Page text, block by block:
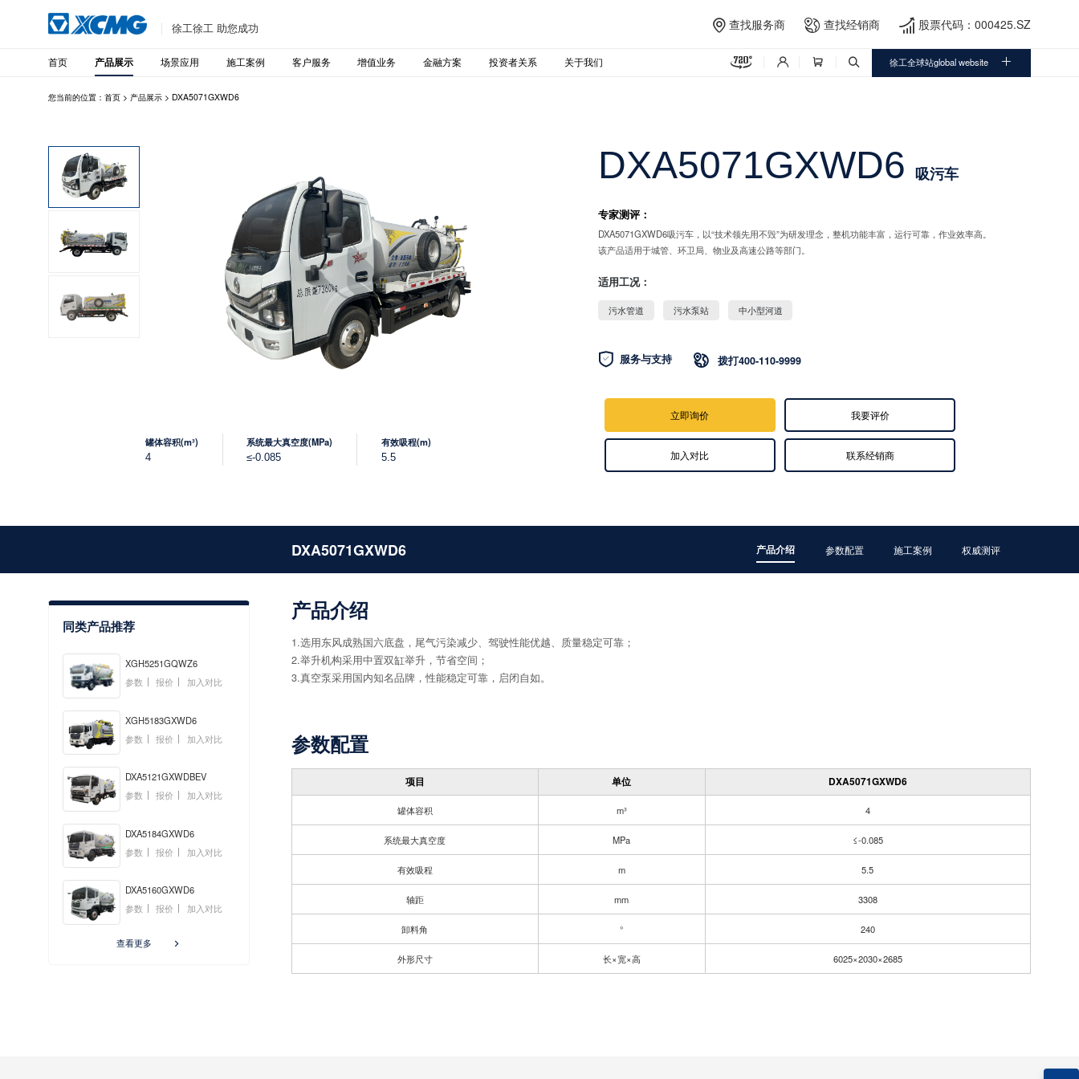
徐工徐工 助您成功  查找服务商  查找经销商  股票代码：000425.SZ
首页 产品展示 场景应用 施工案例 客户服务 增值业务 金融方案 投资者关系 关于我们     徐工全球站global website 
您当前的位置：首页 > 产品展示 > DXA5071GXWD6
罐体容积(m³)
4
系统最大真空度(MPa)
≤-0.085
有效吸程(m)
5.5
DXA5071GXWD6 吸污车
专家测评：
DXA5071GXWD6吸污车，以“技术领先用不毁”为研发理念，整机功能丰富，运行可靠，作业效率高。
该产品适用于城管、环卫局、物业及高速公路等部门。
适用工况：
污水管道 污水泵站 中小型河道
 服务与支持  拨打400-110-9999
立即询价 我要评价
加入对比 联系经销商
DXA5071GXWD6 产品介绍 参数配置 施工案例 权威测评
同类产品推荐
XGH5251GQWZ6
参数
报价 加入对比
XGH5183GXWD6
参数
报价 加入对比
DXA5121GXWDBEV
参数
报价 加入对比
DXA5184GXWD6
参数
报价 加入对比
DXA5160GXWD6
参数
报价 加入对比
查看更多 
产品介绍
1.选用东风成熟国六底盘，尾气污染减少、驾驶性能优越、质量稳定可靠；
2.举升机构采用中置双缸举升，节省空间；
3.真空泵采用国内知名品牌，性能稳定可靠，启闭自如。
参数配置
项目 单位 DXA5071GXWD6
罐体容积 m³ 4
系统最大真空度 MPa ≤-0.085
有效吸程 m 5.5
轴距 mm 3308
卸料角 ° 240
外形尺寸 长×宽×高 6025×2030×2685